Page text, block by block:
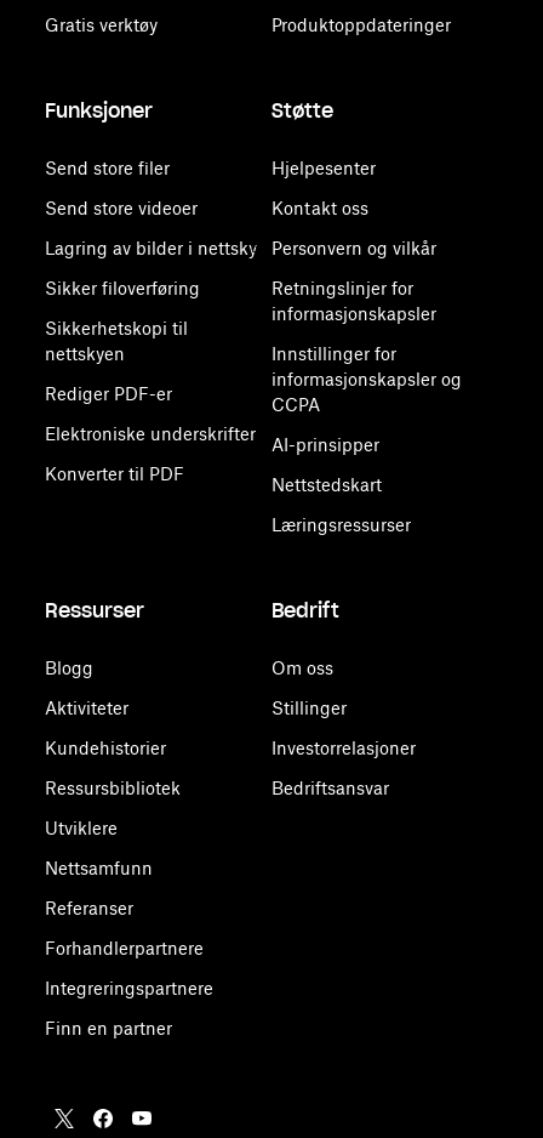
Gratis verktøy
Produktoppdateringer
Funksjoner
Send store filer
Send store videoer
Lagring av bilder i nettsky
Sikker filoverføring
Sikkerhetskopi til
nettskyen
Rediger PDF-er
Elektroniske underskrifter
Konverter til PDF
Støtte
Hjelpesenter
Kontakt oss
Personvern og vilkår
Retningslinjer for
informasjonskapsler
Innstillinger for
informasjonskapsler og
CCPA
AI-prinsipper
Nettstedskart
Læringsressurser
Ressurser
Blogg
Aktiviteter
Kundehistorier
Ressursbibliotek
Utviklere
Nettsamfunn
Referanser
Forhandlerpartnere
Integreringspartnere
Finn en partner
Bedrift
Om oss
Stillinger
Investorrelasjoner
Bedriftsansvar